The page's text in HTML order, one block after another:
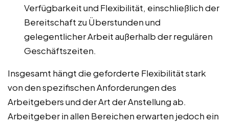
Verfügbarkeit und Flexibilität, einschließlich der
Bereitschaft zu Überstunden und
gelegentlicher Arbeit außerhalb der regulären
Geschäftszeiten.
Insgesamt hängt die geforderte Flexibilität stark
von den spezifischen Anforderungen des
Arbeitgebers und der Art der Anstellung ab.
Arbeitgeber in allen Bereichen erwarten jedoch ein